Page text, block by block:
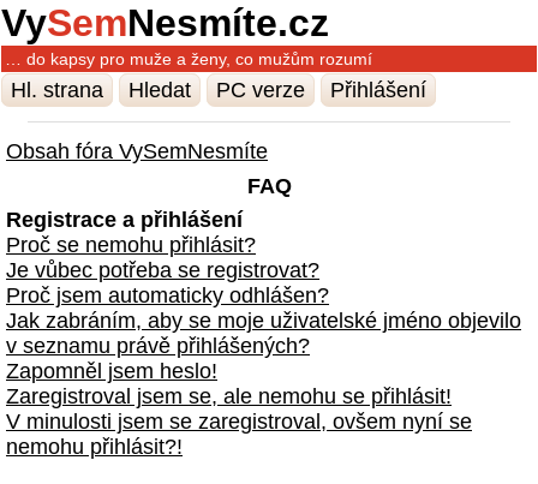
VySemNesmíte.cz
… do kapsy pro muže a ženy, co mužům rozumí
Hl. strana Hledat PC verze Přihlášení
Obsah fóra VySemNesmíte
FAQ
Registrace a přihlášení
Proč se nemohu přihlásit?
Je vůbec potřeba se registrovat?
Proč jsem automaticky odhlášen?
Jak zabráním, aby se moje uživatelské jméno objevilo
v seznamu právě přihlášených?
Zapomněl jsem heslo!
Zaregistroval jsem se, ale nemohu se přihlásit!
V minulosti jsem se zaregistroval, ovšem nyní se
nemohu přihlásit?!